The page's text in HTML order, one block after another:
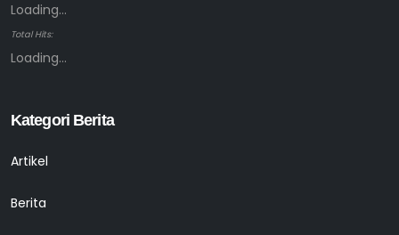
Loading...
Total Hits:
Loading...
Kategori Berita
Artikel
Berita